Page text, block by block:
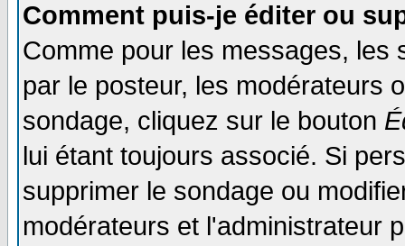
Comment puis-je éditer ou
Comme pour les messages, les
par le posteur, les modérateurs
sondage, cliquez sur le bouton
lui étant toujours associé. Si
supprimer le sondage ou
modérateurs et l'administrateur